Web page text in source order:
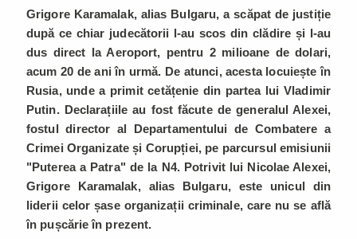
Grigore Karamalak, alias Bulgaru, a scăpat de justiție
după ce chiar judecătorii l-au scos din clădire și l-au
dus direct la Aeroport, pentru 2 milioane de dolari,
acum 20 de ani în urmă. De atunci, acesta locuiește în
Rusia, unde a primit cetățenie din partea lui Vladimir
Putin. Declarațiile au fost făcute de generalul Alexei,
fostul director al Departamentului de Combatere a
Crimei Organizate și Corupției, pe parcursul emisiunii
"Puterea a Patra" de la N4. Potrivit lui Nicolae Alexei,
Grigore Karamalak, alias Bulgaru, este unicul din
liderii celor șase organizații criminale, care nu se află
în pușcărie în prezent.